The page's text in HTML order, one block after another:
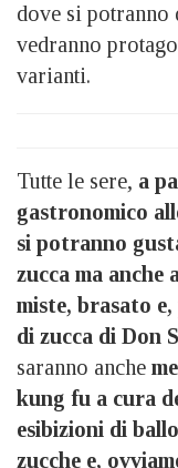
dove si potranno
vedranno
varianti.
Tutte le sere, a
gastronomico
si potranno
zucca ma
miste, brasato
di zucca di Don
saranno anche
kung fu a cura
esibizioni di
zucche e,